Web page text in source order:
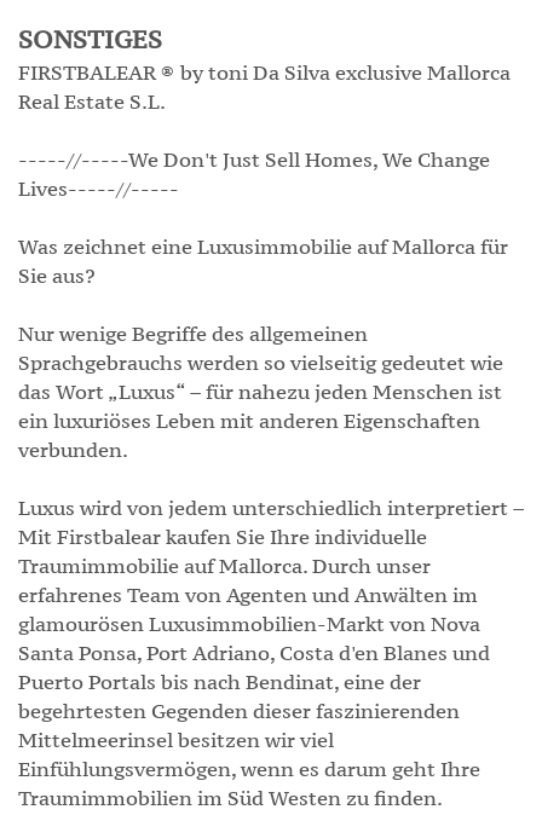
SONSTIGES
FIRSTBALEAR ® by toni Da Silva exclusive Mallorca
Real Estate S.L.
-----//-----We Don't Just Sell Homes, We Change
Lives-----//-----
Was zeichnet eine Luxusimmobilie auf Mallorca für
Sie aus?
Nur wenige Begriffe des allgemeinen
Sprachgebrauchs werden so vielseitig gedeutet wie
das Wort „Luxus“ – für nahezu jeden Menschen ist
ein luxuriöses Leben mit anderen Eigenschaften
verbunden.
Luxus wird von jedem unterschiedlich interpretiert –
Mit Firstbalear kaufen Sie Ihre individuelle
Traumimmobilie auf Mallorca. Durch unser
erfahrenes Team von Agenten und Anwälten im
glamourösen Luxusimmobilien-Markt von Nova
Santa Ponsa, Port Adriano, Costa d'en Blanes und
Puerto Portals bis nach Bendinat, eine der
begehrtesten Gegenden dieser faszinierenden
Mittelmeerinsel besitzen wir viel
Einfühlungsvermögen, wenn es darum geht Ihre
Traumimmobilien im Süd Westen zu finden.